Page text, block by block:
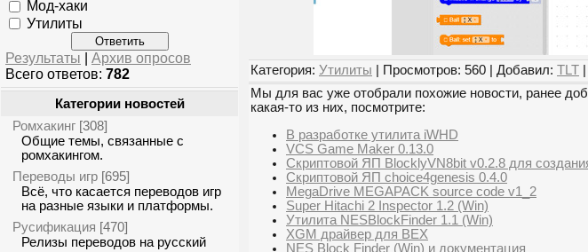
Мод-хаки
Утилиты
Результаты
Архив опросов
Всего ответов: 782
Категории новостей
Ромхакинг [308]
Общие темы, связанные с
ромхакингом.
Переводы игр [695]
Всё, что касается переводов игр
на разные языки и платформы.
Русификация [470]
Релизы переводов на русский
Категория: Утилиты | Просмотров: 560 | Добавил: TLT
Мы для вас уже отобрали похожие новости, ранее
какая-то из них, посмотрите:
В разработке утилита iWHD
VCS Game Maker 0.13.0
Скриптовой ЯП BlocklyVN8bit v0.2.8 для
Скриптовой ЯП choice4genesis 0.4.0
MegaDrive MEGAPACK source code v1_2
Super Hitachi 2 Inspector 1.2 (Win)
Утилита NESBlockFinder 1.1 (Win)
XGM драйвер для BEX
NES Block Finder (Win) и документация